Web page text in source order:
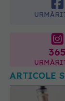
365
ARTICOLE